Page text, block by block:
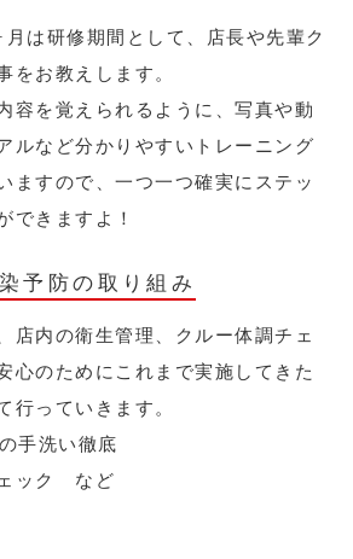
月は研修期間として、店長や先輩ク
をお教えします。
容を覚えられるように、写真や動
ルなど分かりやすいトレーニング
ますので、一つ一つ確実にステッ
できますよ！
予防の取り組み
店内の衛生管理、クルー体調チェ
心のためにこれまで実施してきた
行っていきます。
手洗い徹底
ェック など